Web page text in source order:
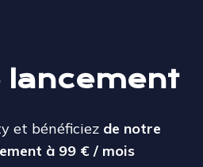
lancement
et bénéficiez de notre
à 99 € / mois